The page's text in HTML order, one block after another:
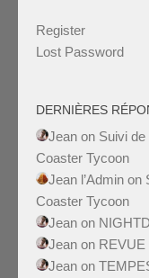
Register
Lost Password
DERNIÈRES
Jean on Suivi
Coaster Tycoon
Jean l’Admin on
Coaster Tycoon
Jean on
Jean on REVUE
Jean on